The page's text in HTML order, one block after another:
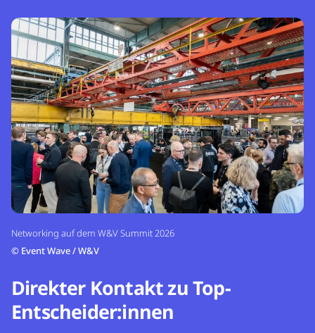
Networking auf dem W&V Summit 2026
© Event Wave / W&V
Direkter Kontakt zu Top-
Entscheider:innen